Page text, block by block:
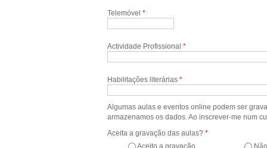
Telemóvel *
Actividade Profissional *
Habilitações literárias *
Algumas aulas e eventos online podem ser
armazenamos os dados. Ao inscrever-me num
Aceita a gravação das aulas? *
Aceito a gravação